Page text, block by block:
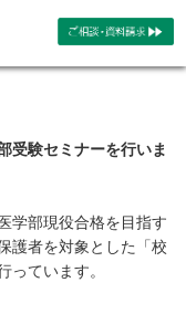
受験セミナーを行いま
学部現役合格を目指す
護者を対象とした「校
っています。